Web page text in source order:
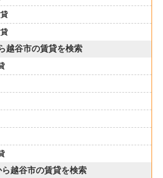
越谷市の賃貸を検索
ら越谷市の賃貸を検索